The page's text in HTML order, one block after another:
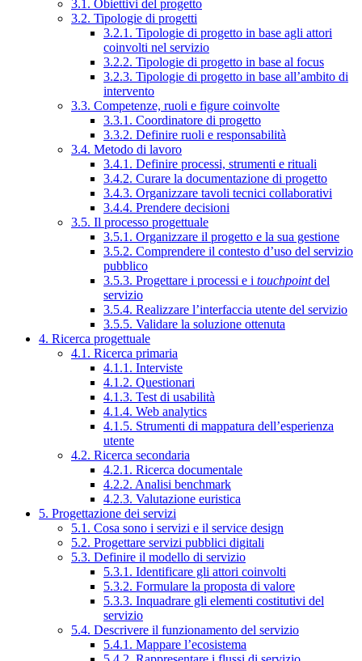
3.1. Obiettivi del progetto
3.2. Tipologie di progetti
3.2.1. Tipologie di progetto in base agli attori
coinvolti nel servizio
3.2.2. Tipologie di progetto in base al focus
3.2.3. Tipologie di progetto in base all’ambito di
intervento
3.3. Competenze, ruoli e figure coinvolte
3.3.1. Coordinatore di progetto
3.3.2. Definire ruoli e responsabilità
3.4. Metodo di lavoro
3.4.1. Definire processi, strumenti e rituali
3.4.2. Curare la documentazione di progetto
3.4.3. Organizzare tavoli tecnici collaborativi
3.4.4. Prendere decisioni
3.5. Il processo progettuale
3.5.1. Organizzare il progetto e la sua gestione
3.5.2. Comprendere il contesto d’uso del servizio
pubblico
3.5.3. Progettare i processi e i touchpointdel
servizio
3.5.4. Realizzare l’interfaccia utente del servizio
3.5.5. Validare la soluzione ottenuta
4. Ricerca progettuale
4.1. Ricerca primaria
4.1.1. Interviste
4.1.2. Questionari
4.1.3. Test di usabilità
4.1.4. Web analytics
4.1.5. Strumenti di mappatura dell’esperienza
utente
4.2. Ricerca secondaria
4.2.1. Ricerca documentale
4.2.2. Analisi benchmark
4.2.3. Valutazione euristica
5. Progettazione dei servizi
5.1. Cosa sono i servizi e il service design
5.2. Progettare servizi pubblici digitali
5.3. Definire il modello di servizio
5.3.1. Identificare gli attori coinvolti
5.3.2. Formulare la proposta di valore
5.3.3. Inquadrare gli elementi costitutivi del
servizio
5.4. Descrivere il funzionamento del servizio
5.4.1. Mappare l’ecosistema